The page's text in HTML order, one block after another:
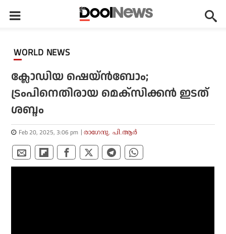
WORLD NEWS
ക്ലോഡിയ ഷെയ്ൻബോം;
ട്രംപിനെതിരായ മെക്സിക്കൻ ഇടത്
ശബ്ദം
Feb 20, 2025, 3:06 pm രാഗേന്ദു. പി.ആര്‍